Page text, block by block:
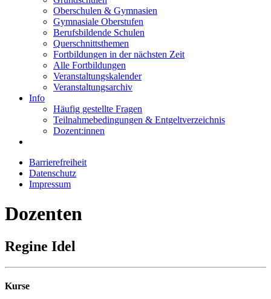
Oberschulen & Gymnasien
Gymnasiale Oberstufen
Berufsbildende Schulen
Querschnittsthemen
Fortbildungen in der nächsten Zeit
Alle Fortbildungen
Veranstaltungskalender
Veranstaltungsarchiv
Info
Häufig gestellte Fragen
Teilnahmebedingungen & Entgeltverzeichnis
Dozent:innen
Barrierefreiheit
Datenschutz
Impressum
Dozenten
Regine Idel
Kurse